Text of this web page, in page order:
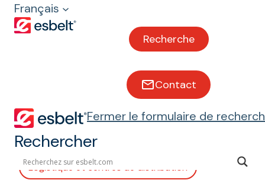
Français
Recherche
Contact
Fermer le formulaire de
Rechercher
Bandes pour l'élévation, la
descente et la préhension de
Huile d'olive
Aéroports
Logistique et centres de distribution